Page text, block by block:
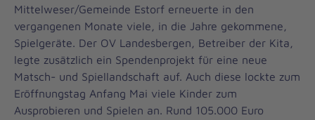
Mittelweser/Gemeinde Estorf erneuerte in den
vergangenen Monate viele, in die Jahre gekommene,
Spielgeräte. Der OV Landesbergen, Betreiber der Kita,
legte zusätzlich ein Spendenprojekt für eine neue
Matsch- und Spiellandschaft auf. Auch diese lockte zum
Eröffnungstag Anfang Mai viele Kinder zum
Ausprobieren und Spielen an. Rund 105.000 Euro